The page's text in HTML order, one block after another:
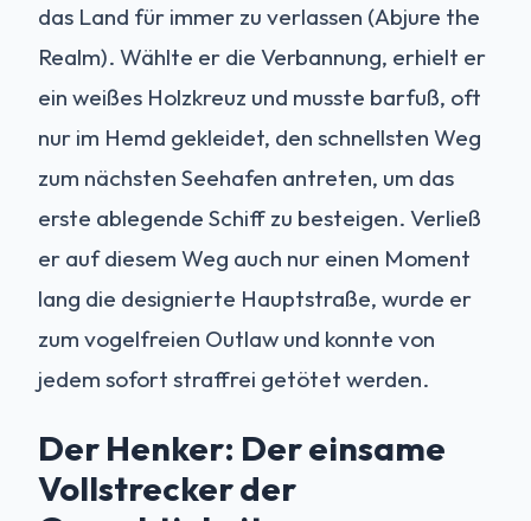
das Land für immer zu verlassen (Abjure the
Realm). Wählte er die Verbannung, erhielt er
ein weißes Holzkreuz und musste barfuß, oft
nur im Hemd gekleidet, den schnellsten Weg
zum nächsten Seehafen antreten, um das
erste ablegende Schiff zu besteigen. Verließ
er auf diesem Weg auch nur einen Moment
lang die designierte Hauptstraße, wurde er
zum vogelfreien Outlaw und konnte von
jedem sofort straffrei getötet werden.
Der Henker: Der einsame
Vollstrecker der